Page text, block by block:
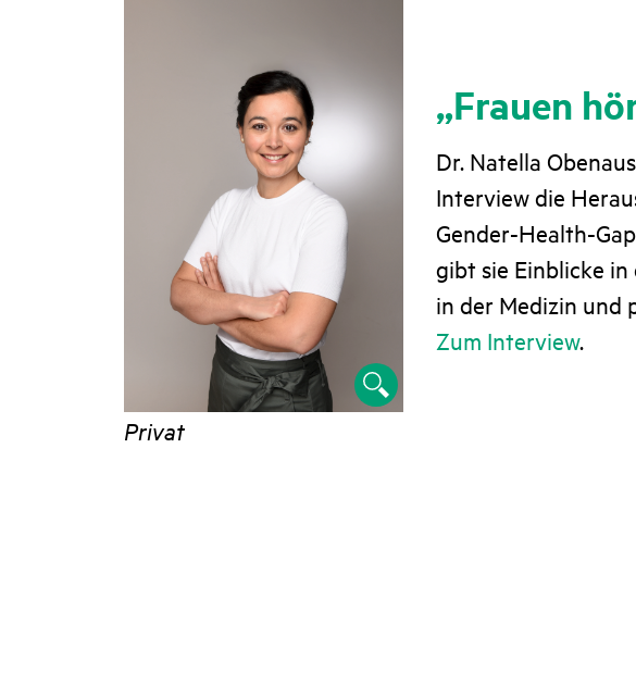
„Frauen
Dr. Natella
Interview die
Gender-Health-
gibt sie Einblicke
in der Medizin und
Zum Interview.
Privat